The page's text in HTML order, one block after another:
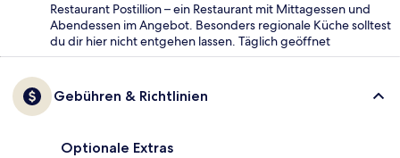
Restaurant Postillion – ein Restaurant mit Mittagessen und
Abendessen im Angebot. Besonders regionale Küche solltest
du dir hier nicht entgehen lassen. Täglich geöffnet
Gebühren & Richtlinien
Optionale Extras